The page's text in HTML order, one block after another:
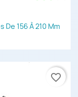
156 À 210 Mm
favorite_border